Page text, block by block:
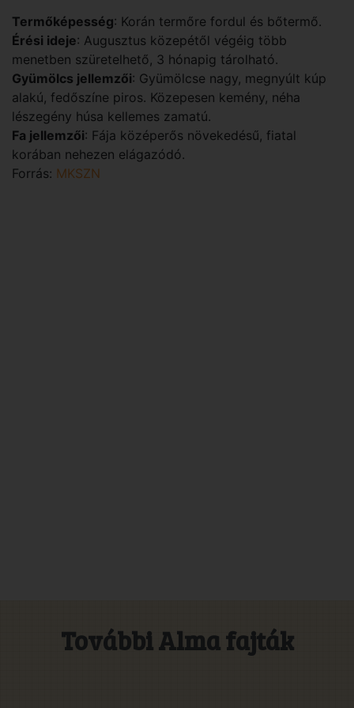
Termőképesség: Korán termőre fordul és bőtermő.
Érési ideje: Augusztus közepétől végéig több
menetben szüretelhető, 3 hónapig tárolható.
Gyümölcs jellemzői: Gyümölcse nagy, megnyúlt kúp
alakú, fedőszíne piros. Közepesen kemény, néha
lészegény húsa kellemes zamatú.
Fa jellemzői: Fája középerős növekedésű, fiatal
korában nehezen elágazódó.
Forrás: MKSZN
További Alma fajták